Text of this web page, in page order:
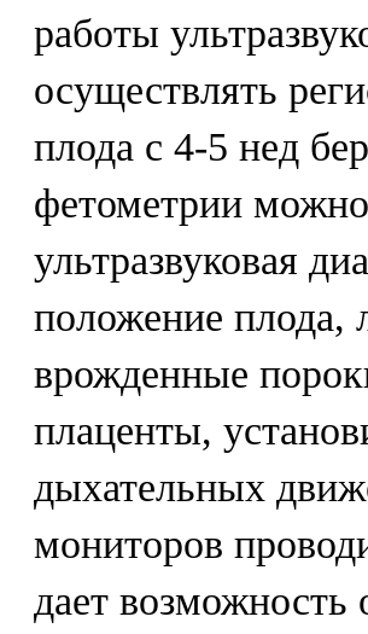
работы
осуществлять
плода с 4-5 нед
фетометрии
ультразвуковая
положение плода,
врожденные
плаценты,
дыхательных
мониторов
дает возможность